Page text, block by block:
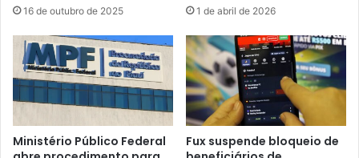
16 de outubro de 2025 1 de abril de 2026
Ministério Público Federal
Fux suspende bloqueio de